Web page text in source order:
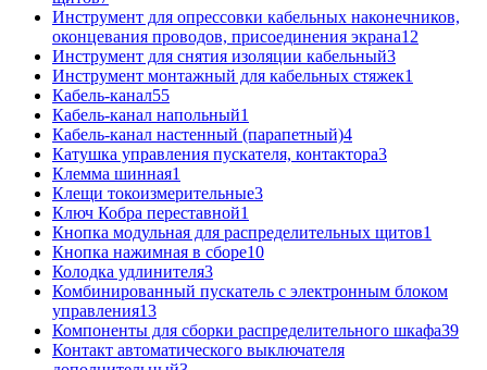
Инструмент для опрессовки кабельных наконечников,
оконцевания проводов, присоединения экрана12
Инструмент для снятия изоляции кабельный3
Инструмент монтажный для кабельных стяжек1
Кабель-канал55
Кабель-канал напольный1
Кабель-канал настенный (парапетный)4
Катушка управления пускателя, контактора3
Клемма шинная1
Клещи токоизмерительные3
Ключ Кобра переставной1
Кнопка модульная для распределительных щитов1
Кнопка нажимная в сборе10
Колодка удлинителя3
Комбинированный пускатель с электронным блоком
управления13
Компоненты для сборки распределительного шкафа39
Контакт автоматического выключателя